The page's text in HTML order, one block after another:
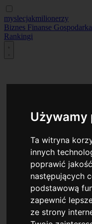
Używamy
Ta witryna
innych
poprawić
następujących
podstawową
zapewnić
ze strony
myslecjakmilionerzy
Biznes Finanse Gospodarka
Rankingi